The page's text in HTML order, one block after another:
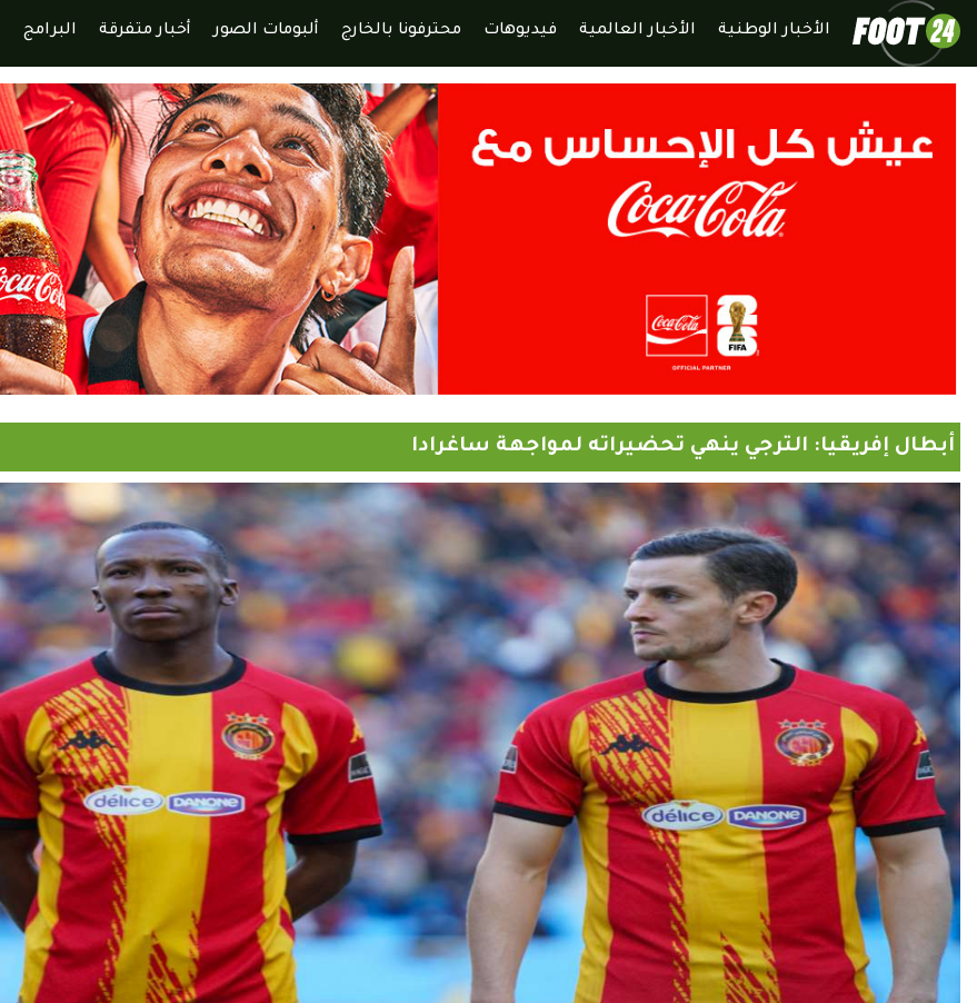
الأخبار الوطنية الأخبار العالمية فيديوهات محترفونا بالخارج ألبومات الصور أخبار متفرقة البرامج
أبطال إفريقيا: الترجي ينهي تحضيراته لمواجهة ساغرادا